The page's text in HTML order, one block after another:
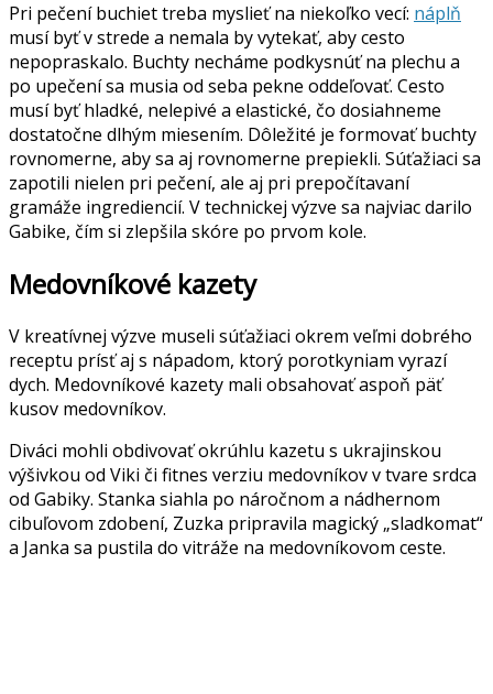
Pri pečení buchiet treba myslieť na niekoľko vecí: náplň
musí byť v strede a nemala by vytekať, aby cesto
nepopraskalo. Buchty necháme podkysnúť na plechu a
po upečení sa musia od seba pekne oddeľovať. Cesto
musí byť hladké, nelepivé a elastické, čo dosiahneme
dostatočne dlhým miesením. Dôležité je formovať buchty
rovnomerne, aby sa aj rovnomerne prepiekli. Súťažiaci sa
zapotili nielen pri pečení, ale aj pri prepočítavaní
gramáže ingrediencií. V technickej výzve sa najviac darilo
Gabike, čím si zlepšila skóre po prvom kole.
Medovníkové kazety
V kreatívnej výzve museli súťažiaci okrem veľmi dobrého
receptu prísť aj s nápadom, ktorý porotkyniam vyrazí
dych. Medovníkové kazety mali obsahovať aspoň päť
kusov medovníkov.
Diváci mohli obdivovať okrúhlu kazetu s ukrajinskou
výšivkou od Viki či fitnes verziu medovníkov v tvare srdca
od Gabiky. Stanka siahla po náročnom a nádhernom
cibuľovom zdobení, Zuzka pripravila magický „sladkomat“
a Janka sa pustila do vitráže na medovníkovom ceste.